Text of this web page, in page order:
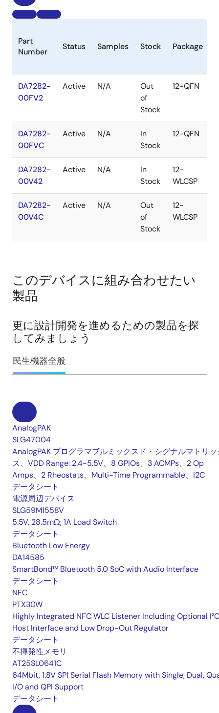
Part
Number
Status Samples Stock Package
DA7282-
00FV2
Active N/A
Out
of
Stock
12-QFN
DA7282-
00FVC
Active N/A
In
Stock
12-QFN
DA7282-
00V42
Active N/A
In
Stock
12-
WLCSP
DA7282-
00V4C
Active N/A
Out
of
Stock
12-
WLCSP
このデバイスに組み合わせたい
製品
更に設計開発を進めるための製品を探
してみましょう
民生機器全般
AnalogPAK
SLG47004
AnalogPAK プログラマブルミックスド・シグナルマトリッ
ス、VDD Range: 2.4-5.5V、8 GPIOs、3 ACMPs、2 Op
Amps、2 Rheostats、Multi-Time Programmable、I2C
データシート
電源周辺デバイス
SLG59M1558V
5.5V, 28.5mΩ, 1A Load Switch
データシート
Bluetooth Low Energy
DA14585
SmartBond™ Bluetooth 5.0 SoC with Audio Interface
データシート
NFC
PTX30W
Highly Integrated NFC WLC Listener Including Optional I²C
Host Interface and Low Drop-Out Regulator
データシート
不揮発性メモリ
AT25SL0641C
64Mbit, 1.8V SPI Serial Flash Memory with Single, Dual,
I/O and QPI Support
データシート